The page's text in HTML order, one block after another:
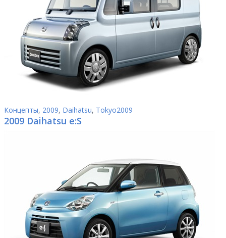
Концепты, 2009, Daihatsu, Tokyo2009
2009 Daihatsu e:S